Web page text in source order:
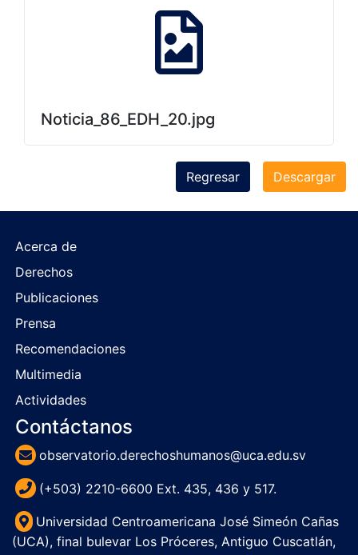
Noticia_86_EDH_20.jpg
Descargar
Regresar
Acerca de
Derechos
Publicaciones
Prensa
Recomendaciones
Multimedia
Actividades
Contáctanos
observatorio.derechoshumanos@uca.edu.sv
(+503) 2210-6600 Ext. 435, 436 y 517.
Universidad Centroamericana José Simeón Cañas
(UCA), final bulevar Los Próceres, Antiguo Cuscatlán,